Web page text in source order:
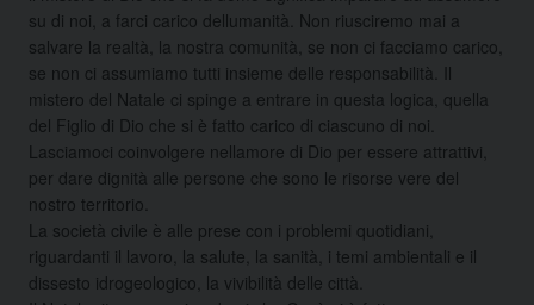
su di noi, a farci carico dellumanità. Non riusciremo mai a
salvare la realtà, la nostra comunità, se non ci facciamo carico,
se non ci assumiamo tutti insieme delle responsabilità. Il
mistero del Natale ci spinge a entrare in questa logica, quella
del Figlio di Dio che si è fatto carico di ciascuno di noi.
Lasciamoci coinvolgere nellamore di Dio per essere attrattivi,
per dare dignità alle persone che sono le risorse vere del
nostro territorio.
La società civile è alle prese con i problemi quotidiani,
riguardanti il lavoro, la salute, la sanità, i temi ambientali e il
dissesto idrogeologico, la vivibilità delle città.